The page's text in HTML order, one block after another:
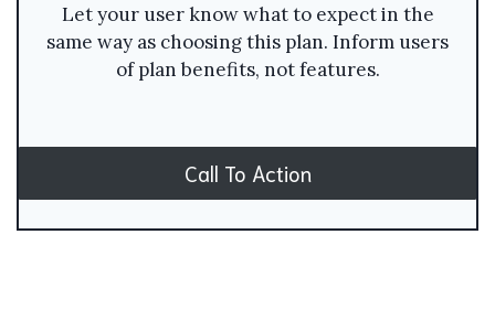
Let your user know what to expect in the
same way as choosing this plan. Inform users
of plan benefits, not features.
Call To Action